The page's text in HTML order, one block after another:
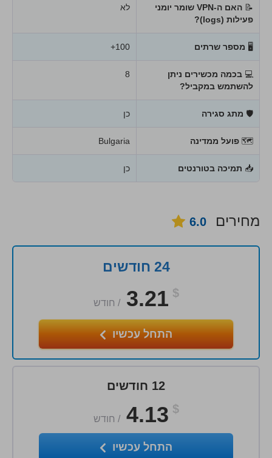
📝
האם ה-VPN שומר יומני
פעילות (logs)?
לא
🖥 מספר שרתים 100+
💻 בכמה מכשירים ניתן
להשתמש במקביל?
8
🛡 מתג סגירה כן
🗺 פועל ממדינה Bulgaria
📥 תמיכה בטורנטים כן
מחירים 6.0
24 חודשים
$
3.21
/ חודש
התחל עכשיו
12 חודשים
$
4.13
/ חודש
התחל עכשיו